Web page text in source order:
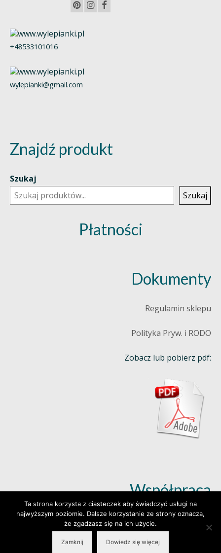
+48533101016
wylepianki@gmail.com
Znajdź produkt
Szukaj
Szukaj
Płatności
Dokumenty
Regulamin sklepu
Polityka Pryw. i RODO
Zobacz lub pobierz pdf:
Współpraca
Dowiedz się więcej (klik)
© 2026 Wylepianki - Made by: www.prosteWWW.pl
Ta strona korzysta z ciasteczek aby świadczyć usługi na
najwyższym poziomie. Dalsze korzystanie ze strony oznacza,
że zgadzasz się na ich użycie.
Zamknij Dowiedz się więcej